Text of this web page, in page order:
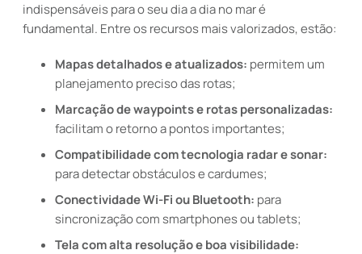
indispensáveis para o seu dia a dia no mar é
fundamental. Entre os recursos mais valorizados, estão:
Mapas detalhados e atualizados: permitem um
planejamento preciso das rotas;
Marcação de waypoints e rotas personalizadas:
facilitam o retorno a pontos importantes;
Compatibilidade com tecnologia radar e sonar:
para detectar obstáculos e cardumes;
Conectividade Wi-Fi ou Bluetooth: para
sincronização com smartphones ou tablets;
Tela com alta resolução e boa visibilidade: